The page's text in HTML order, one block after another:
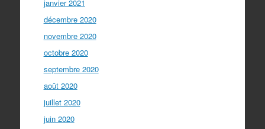
janvier 2021
décembre 2020
novembre 2020
octobre 2020
septembre 2020
août 2020
juillet 2020
juin 2020